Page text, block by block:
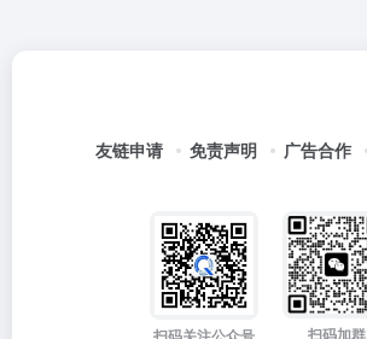
友链申请 免责声明 广告合作
扫码加群